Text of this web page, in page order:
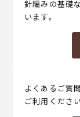
針編みの基礎
います。
よくあるご質
ご利用くださ